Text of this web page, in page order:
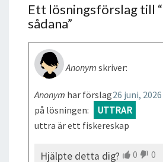
Ett lösningsförslag till “
sådana”
Anonym skriver:
26 juni,
Anonym har förslag
på lösningen:
UTTRAR
uttra är ett fiskereskap
Hjälpte detta dig? 0
0